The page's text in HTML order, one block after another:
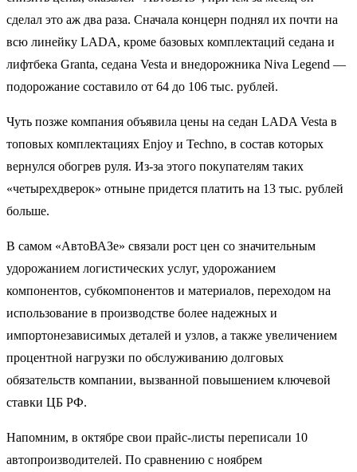
сделал это аж два раза. Сначала концерн поднял их почти на
всю линейку LADA, кроме базовых комплектаций седана и
лифтбека Granta, седана Vesta и внедорожника Niva Legend —
подорожание составило от 64 до 106 тыс. рублей.
Чуть позже компания объявила цены на седан LADA Vesta в
топовых комплектациях Enjoy и Techno, в состав которых
вернулся обогрев руля. Из-за этого покупателям таких
«четырехдверок» отныне придется платить на 13 тыс. рублей
больше.
В самом «АвтоВАЗе» связали рост цен со значительным
удорожанием логистических услуг, удорожанием
компонентов, субкомпонентов и материалов, переходом на
использование в производстве более надежных и
импортонезависимых деталей и узлов, а также увеличением
процентной нагрузки по обслуживанию долговых
обязательств компании, вызванной повышением ключевой
ставки ЦБ РФ.
Напомним, в октябре свои прайс-листы переписали 10
автопроизводителей. По сравнению с ноябрем